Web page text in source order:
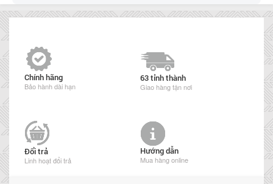
Chính hãng
Bảo hành dài hạn
63 tỉnh thành
Giao hàng tận nơi
Đổi trả
Linh hoạt đổi trả
Hướng dẫn
Mua hàng online